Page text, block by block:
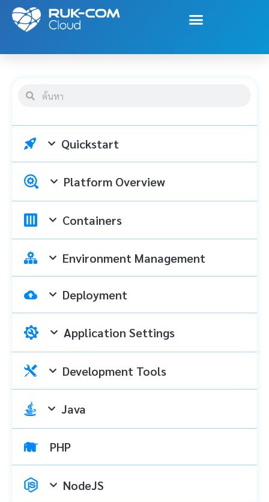
Quickstart
Platform Overview
Containers
Environment Management
Deployment
Application Settings
Development Tools
Java
PHP
NodeJS